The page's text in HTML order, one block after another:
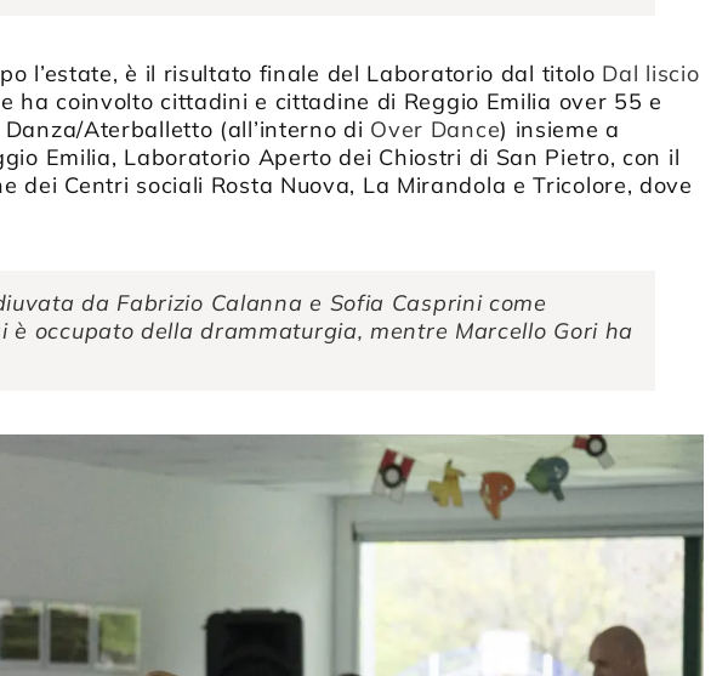
l’estate, è il risultato finale del Laboratorio dal titolo Dal liscio
ha coinvolto cittadini e cittadine di Reggio Emilia over 55 e
Aterballetto (all’interno di Over Dance) insieme a
Emilia, Laboratorio Aperto dei Chiostri di San Pietro, con il
dei Centri sociali Rosta Nuova, La Mirandola e Tricolore, dove
da Fabrizio Calanna e Sofia Casprini come
occupato della drammaturgia, mentre Marcello Gori ha